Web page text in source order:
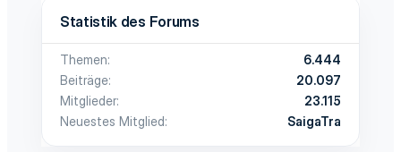
Statistik des Forums
Themen
6.444
Beiträge
20.097
Mitglieder
23.115
Neuestes Mitglied
SaigaTra